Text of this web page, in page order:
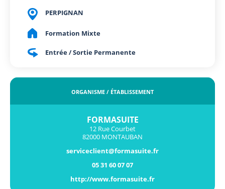
PERPIGNAN
Formation Mixte
Entrée / Sortie Permanente
ORGANISME / ÉTABLISSEMENT
FORMASUITE
12 Rue Courbet
82000 MONTAUBAN
serviceclient@formasuite.fr
05 31 60 07 07
http://www.formasuite.fr